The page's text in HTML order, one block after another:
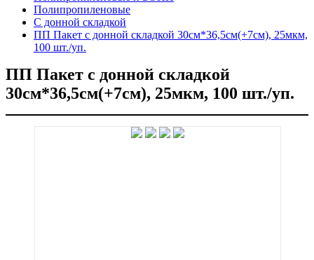
Полипропиленовые
С донной складкой
ПП Пакет с донной складкой 30см*36,5см(+7см), 25мкм,
100 шт./уп.
ПП Пакет с донной складкой
30см*36,5см(+7см), 25мкм, 100 шт./уп.